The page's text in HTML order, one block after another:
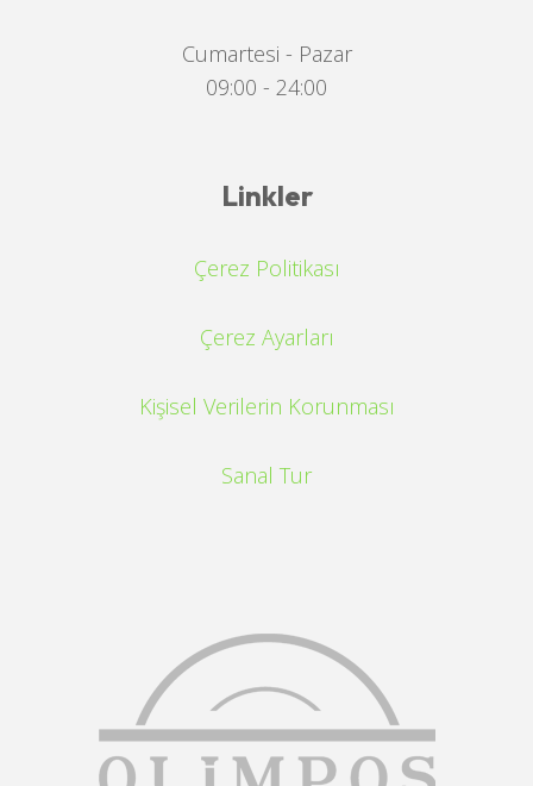
Cumartesi - Pazar
09:00 - 24:00
Linkler
Çerez Politikası
Çerez Ayarları
Kişisel Verilerin Korunması
Sanal Tur